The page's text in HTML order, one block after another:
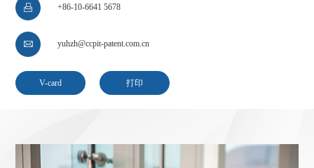
 +86-10-6641 5678
 yuhzh@ccpit-patent.com.cn
V-card 打印